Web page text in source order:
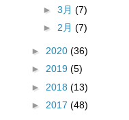
► 3月 (7)
► 2月 (7)
► 2020 (36)
► 2019 (5)
► 2018 (13)
► 2017 (48)